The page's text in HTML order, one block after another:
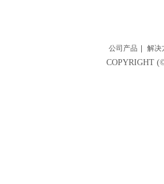
公司产品 解决
COPYRIGHT